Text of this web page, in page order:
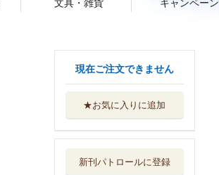
文具・雑貨 キャンペーン
現在ご注文できません
★お気に入りに追加
新刊パトロールに登録
ゴッホ名画巡礼
世界文化ブックス
聖地伊勢へ